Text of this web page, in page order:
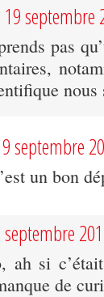
19 septembre
pas
nous
septembre
un bon
septembre
ah si
de